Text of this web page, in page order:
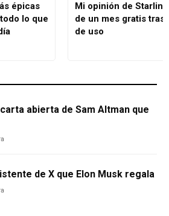
épicas
lo que
Mi opinión de
de un mes gratis tras
de uso
abierta de Sam Altman que
de X que Elon Musk regala